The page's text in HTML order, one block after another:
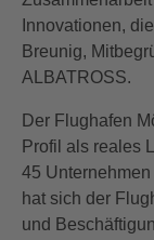
Innovationen,
Breunig,
ALBATROSS.
Der Flughafen
Profil als reales
45
hat sich der
und